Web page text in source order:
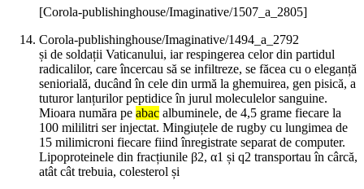
[Corola-publishinghouse/Imaginative/1507_a_2805]
Corola-publishinghouse/Imaginative/1494_a_2792
și de soldații Vaticanului, iar respingerea celor din partidul
radicalilor, care încercau să se infiltreze, se făcea cu o eleganță
seniorială, ducând în cele din urmă la ghemuirea, gen pisică, a
tuturor lanțurilor peptidice în jurul moleculelor sanguine.
Mioara număra pe abac albuminele, de 4,5 grame fiecare la
100 mililitri ser injectat. Mingiuțele de rugby cu lungimea de
15 milimicroni fiecare fiind înregistrate separat de computer.
Lipoproteinele din fracțiunile β2, α1 și q2 transportau în cârcă,
atât cât trebuia, colesterol și